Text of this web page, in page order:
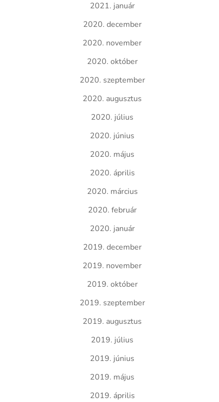
2021. január
2020. december
2020. november
2020. október
2020. szeptember
2020. augusztus
2020. július
2020. június
2020. május
2020. április
2020. március
2020. február
2020. január
2019. december
2019. november
2019. október
2019. szeptember
2019. augusztus
2019. július
2019. június
2019. május
2019. április